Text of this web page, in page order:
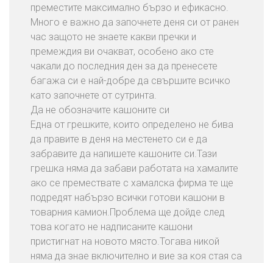
преместите максимално бързо и ефикасно.
Много е важно да започнете деня си от ранен
час защото не знаете какви пречки и
премеждия ви очакват, особено ако сте
чакали до последния ден за да пренесете
багажа си е най-добре да свършите всичко
като започнете от сутринта.
Да не обозначите кашоните си
Една от грешките, които определено не бива
да правите в деня на местенето си е да
забравите да напишете кашоните си.Тази
грешка няма да забави работата на хамалите
ако се премествате с хамалска фирма те ще
подредят набързо всички готови кашони в
товарния камион.Проблема ще дойде след
това когато не надписаните кашони
пристигнат на новото място.Тогава никой
няма да знае включително и вие за коя стая са